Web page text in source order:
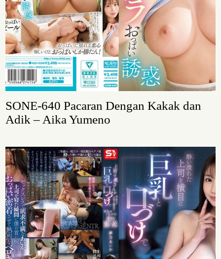
SONE-640 Pacaran Dengan Kakak dan
Adik – Aika Yumeno